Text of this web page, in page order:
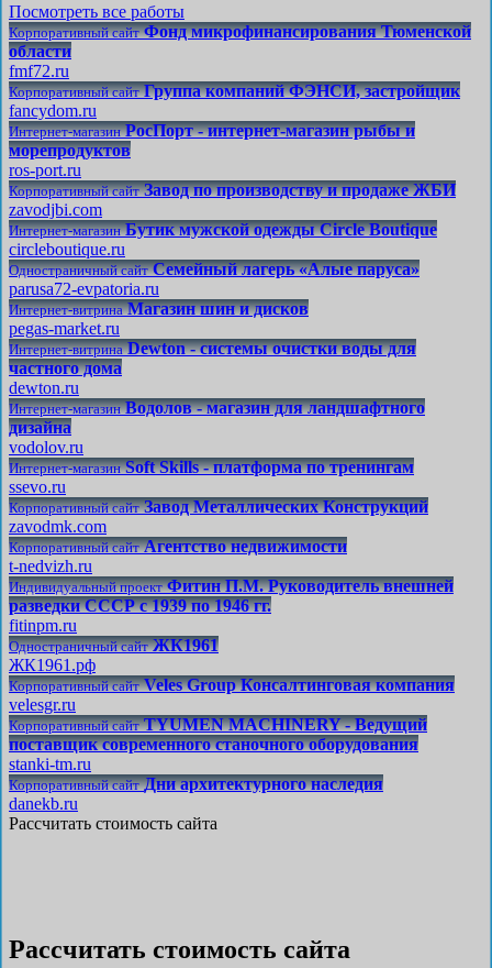
Посмотреть все работы
Корпоративный сайт Фонд микрофинансирования Тюменской
области
fmf72.ru
Корпоративный сайт Группа компаний ФЭНСИ, застройщик
fancydom.ru
Интернет-магазин РосПорт - интернет-магазин рыбы и
морепродуктов
ros-port.ru
Корпоративный сайт Завод по производству и продаже ЖБИ
zavodjbi.com
Интернет-магазин Бутик мужской одежды Circle Boutique
circleboutique.ru
Одностраничный сайт Семейный лагерь «Алые паруса»
parusa72-evpatoria.ru
Интернет-витрина Магазин шин и дисков
pegas-market.ru
Интернет-витрина Dewton - системы очистки воды для
частного дома
dewton.ru
Интернет-магазин Водолов - магазин для ландшафтного
дизайна
vodolov.ru
Интернет-магазин Soft Skills - платформа по тренингам
ssevo.ru
Корпоративный сайт Завод Металлических Конструкций
zavodmk.com
Корпоративный сайт Агентство недвижимости
t-nedvizh.ru
Индивидуальный проект Фитин П.М. Руководитель внешней
разведки СССР с 1939 по 1946 гг.
fitinpm.ru
Одностраничный сайт ЖК1961
ЖК1961.рф
Корпоративный сайт Veles Group Консалтинговая компания
velesgr.ru
Корпоративный сайт TYUMEN MACHINERY - Ведущий
поставщик современного станочного оборудования
stanki-tm.ru
Корпоративный сайт Дни архитектурного наследия
danekb.ru
Рассчитать стоимость сайта
Рассчитать стоимость сайта